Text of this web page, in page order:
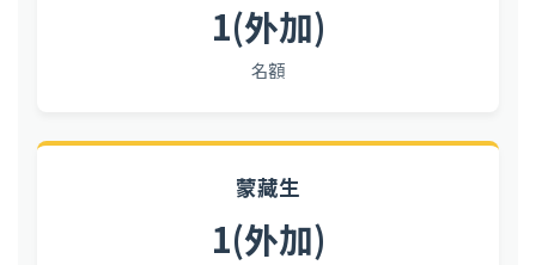
1(外加)
名額
蒙藏生
1(外加)